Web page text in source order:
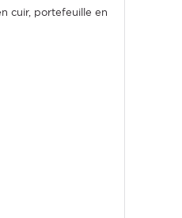
cuir, portefeuille en